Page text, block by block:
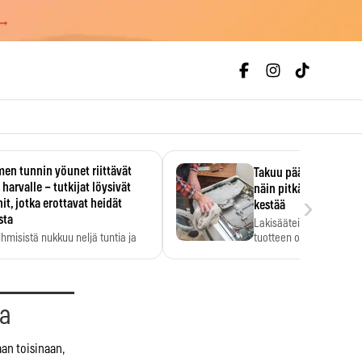
tunnin yöunet riittävät
harvalle – tutkijat löysivät
jotka erottavat heidät
nukkuu neljä tuntia ja
Takuu päättyi,
näin pitkään
kestää
Lakisääteinen
tuotteen oletetun
›
toisinaan,